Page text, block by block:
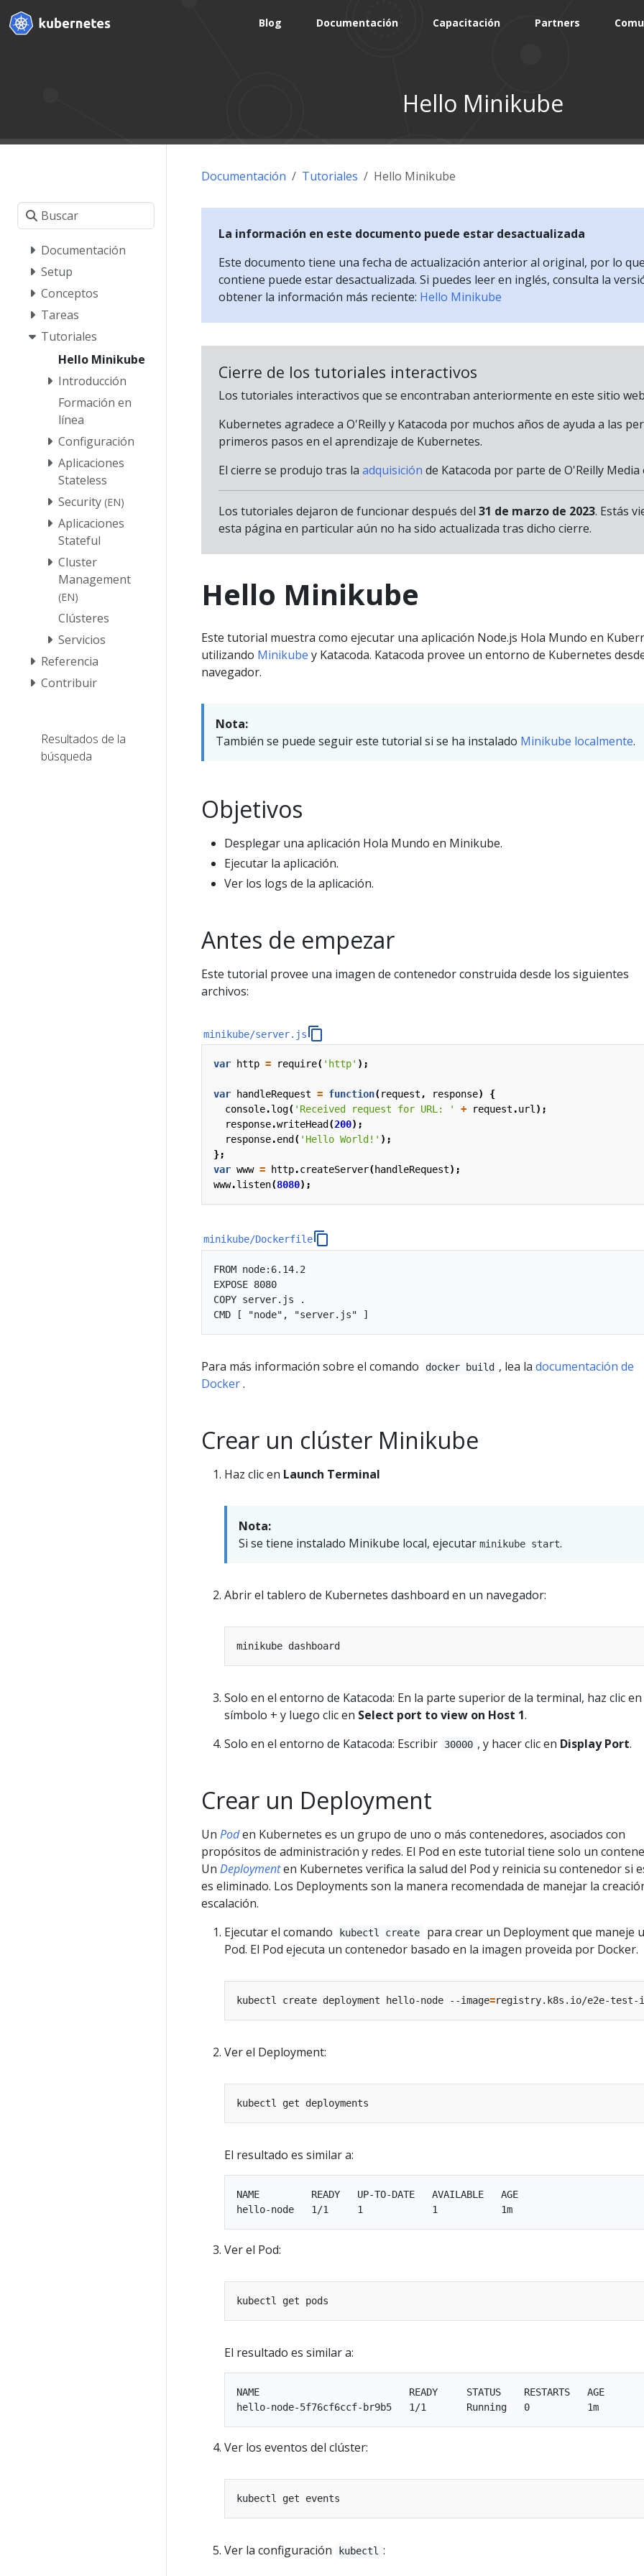
Blog Documentación Capacitación Partners
Hello Minikube
Documentación
Setup
Conceptos
Tareas
Tutoriales
Hello Minikube
Introducción
Formación en
línea
Configuración
Aplicaciones
Stateless
Security (EN)
Aplicaciones
Stateful
Cluster
Management
(EN)
Clústeres
Servicios
Referencia
Contribuir
Resultados de la
búsqueda
Documentación Tutoriales Hello Minikube
La información en este documento puede estar desactualizada
Este documento tiene una fecha de actualización anterior al original, por lo
contiene puede estar desactualizada. Si puedes leer en inglés, consulta la
obtener la información más reciente: Hello Minikube
Cierre de los tutoriales interactivos
Los tutoriales interactivos que se encontraban anteriormente en este sitio
Kubernetes agradece a O'Reilly y Katacoda por muchos años de ayuda a las
primeros pasos en el aprendizaje de Kubernetes.
El cierre se produjo tras la adquisición de Katacoda por parte de O'Reilly Media
Los tutoriales dejaron de funcionar después del 31 de marzo de 2023. Estás
esta página en particular aún no ha sido actualizada tras dicho cierre.
Hello Minikube
Este tutorial muestra como ejecutar una aplicación Node.js Hola Mundo en
utilizando Minikube y Katacoda. Katacoda provee un entorno de Kubernetes
navegador.
Nota:
También se puede seguir este tutorial si se ha instalado Minikube localmente.
Objetivos
Desplegar una aplicación Hola Mundo en Minikube.
Ejecutar la aplicación.
Ver los logs de la aplicación.
Antes de empezar
Este tutorial provee una imagen de contenedor construida desde los siguientes
archivos:
minikube/server.js
var http = require( 'http' );
var handleRequest = function(request , response)
{
console.log( 'Received request for URL: ' + request .url );
response.writeHead (200);
response.end ( 'Hello World!' );
};
var www = http.createServer(handleRequest);
www.listen(8080);
minikube/Dockerfile
FROM node:6.14.2
EXPOSE 8080
COPY server.js .
Para más información sobre el comando docker build , lea la documentación de
Docker.
Crear un clúster Minikube
Haz clic en Launch Terminal
Nota:
Si se tiene instalado Minikube local, ejecutar minikube start.
Abrir el tablero de Kubernetes dashboard en un navegador:
Solo en el entorno de Katacoda: En la parte superior de la terminal, haz clic
símbolo + y luego clic en Select port to view on Host 1.
Solo en el entorno de Katacoda: Escribir
30000 , y hacer clic en Display Port.
Crear un Deployment
Un Poden Kubernetes es un grupo de uno o más contenedores, asociados con
propósitos de administración y redes. El Pod en este tutorial tiene solo un
Un Deploymenten Kubernetes verifica la salud del Pod y reinicia su contenedor si
es eliminado. Los Deployments son la manera recomendada de manejar la
escalación.
Ejecutar el comando
kubectl create
para crear un Deployment que maneje
Pod. El Pod ejecuta un contenedor basado en la imagen proveida por Docker.
kubectl create deployment hello-node --image=registry.k8s.io/e2e-test-
Ver el Deployment:
El resultado es similar a:
NAME         READY   UP-TO-DATE   AVAILABLE   AGE
Ver el Pod:
El resultado es similar a:
NAME                          READY     STATUS    RESTARTS   AGE
Ver los eventos del clúster:
Ver la configuración kubectl :